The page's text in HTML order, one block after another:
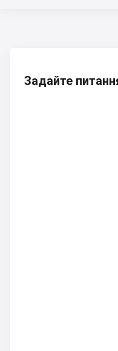
Задайте